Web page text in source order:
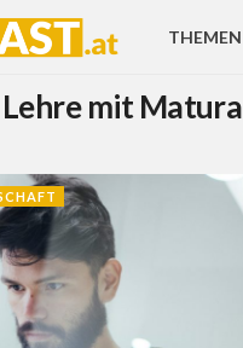
THEMEN
Lehre mit Matura